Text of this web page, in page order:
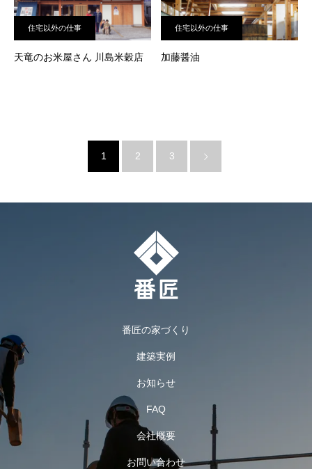
住宅以外の仕事
天竜のお米屋さん 川島米穀店
住宅以外の仕事
加藤醤油
1 2 3
番匠の家づくり
建築実例
お知らせ
FAQ
会社概要
お問い合わせ